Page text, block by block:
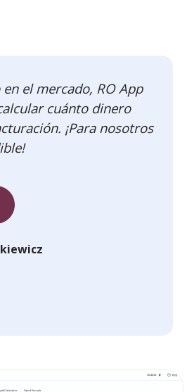
el mercado, RO App
cuánto dinero
¡Para nosotros